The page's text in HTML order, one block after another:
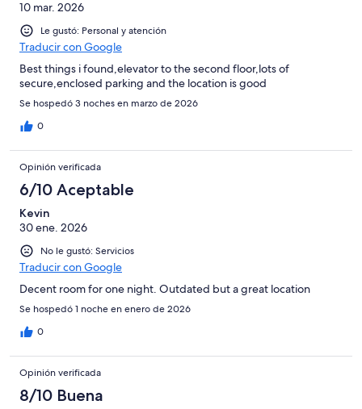
10 mar. 2026
Le gustó: Personal y atención
Traducir con Google
Best things i found,elevator to the second floor,lots of
secure,enclosed parking and the location is good
Se hospedó 3 noches en marzo de 2026
0
Opinión verificada
6/10 Aceptable
Kevin
30 ene. 2026
No le gustó: Servicios
Traducir con Google
Decent room for one night. Outdated but a great location
Se hospedó 1 noche en enero de 2026
0
Opinión verificada
8/10 Buena